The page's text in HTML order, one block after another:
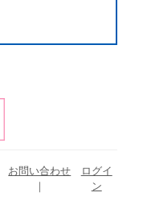
お問い合わせ
ログイ
ン